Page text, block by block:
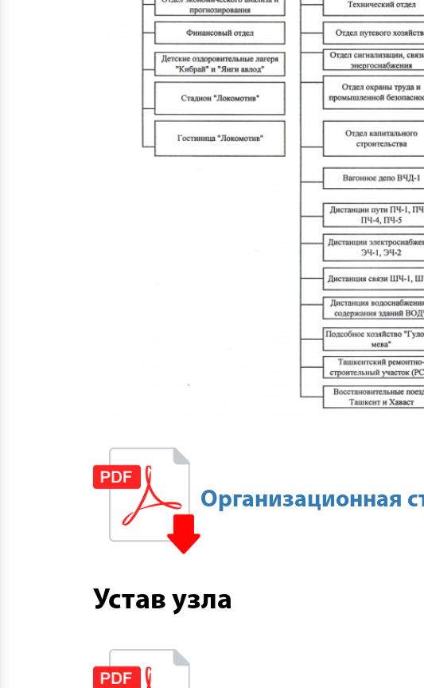
Организационная
Устав узла